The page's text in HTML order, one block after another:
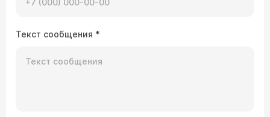
Текст сообщения *